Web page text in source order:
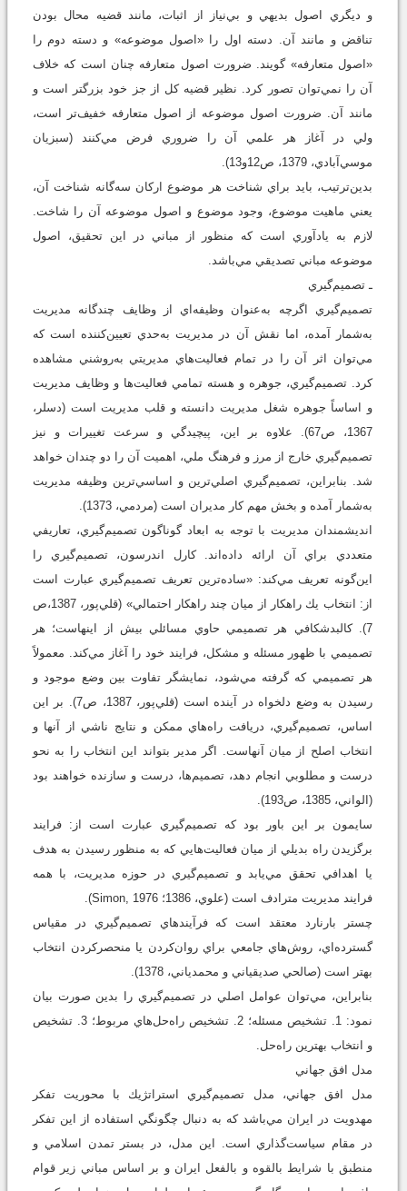
و ديگري اصول بديهي و بي‌نياز از اثبات، مانند قضيه محال بودن
تناقض و مانند آن. دسته اول را «اصول موضوعه» و دسته دوم را
«اصول متعارفه» گويند. ضرورت اصول متعارفه چنان است كه خلاف
آن را نمي‌توان تصور كرد. نظير قضيه كل از جز خود بزرگتر است و
مانند آن. ضرورت اصول موضوعه از اصول متعارفه خفيف‌‌تر است،
ولي در آغاز هر علمي آن را ضروري فرض مي‌كنند (سبزيان
موسي‌آبادي، 1379، ص12و13).
بدين‌ترتيب، بايد براي شناخت هر موضوع اركان سه‌گانه شناخت آن،
يعني ماهيت موضوع، وجود موضوع و اصول موضوعه آن را شاخت.
لازم به ياد‌آوري است كه منظور از مباني در اين تحقيق، اصول
موضوعه مباني تصديقي مي‌باشد.
ـ تصميم‌گيري
تصميم‌گيري اگرچه به‌عنوان وظيفه‌اي از وظايف چندگانه مديريت
به‌شمار آمده، اما نقش آن در مديريت به‌حدي تعيين‌كننده است كه
مي‌توان اثر آن را در تمام فعاليت‌هاي مديريتي به‌روشني مشاهده
كرد. تصميم‌گيري، جوهره و هسته تمامي فعاليت‌ها و وظايف مديريت
و اساساً جوهره شغل مديريت دانسته و قلب مديريت است (دسلر،
1367، ص67). علاوه بر اين، پيچيدگي و سرعت تغييرات و نيز
تصميم‌گيري خارج از مرز و فرهنگ ملي، اهميت آن را دو چندان خواهد
شد. بنابراين، تصميم‌‌گيري اصلي‌ترين و اساسي‌ترين وظيفه مديريت
به‌شمار آمده و بخش مهم كار مديران است (مردمي، 1373).
انديشمندان مديريت با توجه به ابعاد گوناگون تصميم‌گيري، تعاريفي
متعددي براي آن ارائه داده‌اند. كارل اندرسون، تصميم‌گيري را
اين‌گونه تعريف مي‌كند: «ساده‌ترين تعريف تصميم‌‌گيري عبارت است
از: انتخاب يك راهكار از ميان چند راهكار احتمالي» (قلي‌پور، 1387،‌ص
7). كالبدشكافي هر تصميمي حاوي مسائلي بيش از اينهاست؛ هر
تصميمي با ظهور مسئله و مشكل، فرايند خود را آغاز مي‌كند. معمولاً
هر تصميمي كه گرفته مي‌‌شود، نمايشگر تفاوت بين وضع موجود و
رسيدن به وضع دلخواه در آينده است (قلي‌پور، 1387، ص7). بر اين
اساس، تصميم‌گيري، دريافت راه‌هاي ممكن و نتايج ناشي از آنها و
انتخاب اصلح از ميان آنهاست. اگر مدير بتواند اين انتخاب را به نحو
درست و مطلوبي انجام دهد، تصميم‌ها، درست و سازنده خواهند بود
(الواني، 1385، ص193).
سايمون بر اين باور بود كه تصميم‌گيري عبارت است از: فرايند
برگزيدن راه بديلي از ميان فعاليت‌هايي كه به منظور رسيدن به هدف
يا اهدافي تحقق مي‌يابد و تصميم‌گيري در حوزه مديريت، با همه
فرايند مديريت مترادف است (علوي، 1386؛ Simon, 1976).
چستر بارنارد معتقد است كه فرآيندهاي تصميم‌گيري در مقياس
گسترده‌اي، روش‌هاي جامعي براي روان‌كردن يا منحصركردن انتخاب
بهتر است (صالحي صديقياني و محمدياني، 1378).
بنابراين، مي‌توان عوامل اصلي در تصميم‌گيري را بدين صورت بيان
نمود: 1. تشخيص مسئله؛ 2. تشخيص راه‌حل‌هاي مربوط؛ 3. تشخيص
و انتخاب بهترين راه‌حل.
مدل افق جهاني
مدل افق جهاني، مدل تصميم‌گيري استراتژيك با محوريت تفكر
مهدويت در ايران مي‌باشد كه به دنبال چگونگي استفاده از اين تفكر
در مقام سياست‌گذاري است. اين مدل، در بستر تمدن اسلامي و
منطبق با شرايط بالقوه و بالفعل ايران و بر اساس مباني زير قوام